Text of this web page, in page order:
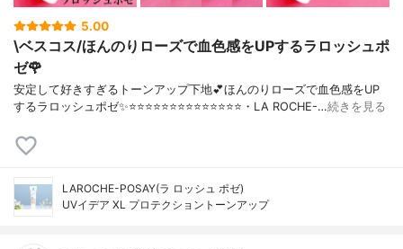
5.00
\ベスコス/ほんのりローズで血色感をUPするラロッシュポ
ゼ🌹
安定して好きすぎるトーンアップ下地💕ほんのりローズで血色感をUP
するラロッシュポゼ✨⭐️⭐️⭐️⭐️⭐️⭐️⭐️⭐️⭐️⭐️⭐️⭐️⭐️⭐️・LA ROCHE-…続きを見る
LAROCHE-POSAY(ラ ロッシュ ポゼ)
UVイデア XL プロテクショントーンアップ